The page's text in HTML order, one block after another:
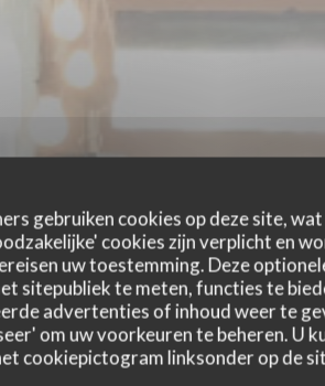
gebruiken cookies op deze site,
cookies zijn verplicht en
uw toestemming. Deze
sitepubliek te meten, functies te
advertenties of inhoud weer te
om uw voorkeuren te beheren. U
cookiepictogram linksonder op de